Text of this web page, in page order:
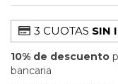
3 CUOTAS SIN
10% de descuento
bancaria